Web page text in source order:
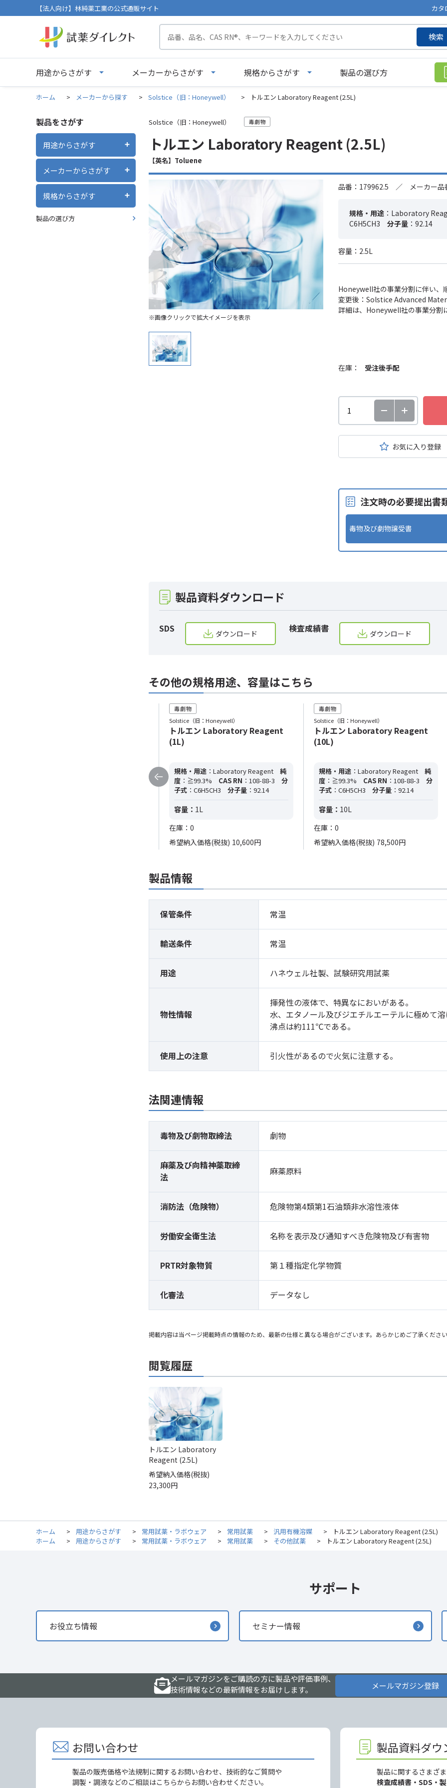
【法人向け】林純薬工業の公式通販サイト カタ
検索
用途からさがす メーカーからさがす 規格からさがす 製品の選び方
ホーム > メーカーから探す > Solstice（旧：Honeywell） > トルエン Laboratory Reagent (2.5L)
製品をさがす
用途からさがす
メーカーからさがす
規格からさがす
製品の選び方
Solstice（旧：Honeywell）
トルエン Laboratory Reagent (2.5L)
【英名】Toluene
※画像クリックで拡大イメージを表示
品番：179962.5 ／ メーカー品
規格・用途 ：Laboratory
C6H5CH3
分子量 ：92.14
容量：2.5L
Honeywell社の事業分割に伴い、
変更後：Solstice Advanced
詳細は、Honeywell社の事業分割
在庫： 受注後手配
お気に入り登録
注文時の必要提出書
毒物及び劇物譲受書
製品資料ダウンロード
SDS ダウンロード 検査成績書 ダウンロード
その他の規格用途、容量はこちら
Solstice（旧：Honeywell）
トルエン Laboratory Reagent
(1L)
規格・用途 ：Laboratory Reagent
純
度 ：≧99.3% CAS RN ：108-88-3
分
子式 ：C6H5CH3 分子量 ：92.14
容量： 1L
在庫：0
希望納入価格(税抜) 10,600円
Solstice（旧：Honeywell）
トルエン Laboratory Reagent
(10L)
規格・用途 ：Laboratory Reagent
純
度 ：≧99.3% CAS RN ：108-88-3
分
子式 ：C6H5CH3 分子量 ：92.14
容量： 10L
在庫：0
希望納入価格(税抜) 78,500円
製品情報
保管条件 常温
輸送条件 常温
用途 ハネウェル社製、試験研究用試薬
物性情報
揮発性の液体で、特異なにおいがある。
水、エタノール及びジエチルエーテルに極めて
沸点は約111℃である。
使用上の注意 引火性があるので火気に注意する。
法関連情報
毒物及び劇物取締法 劇物
麻薬及び向精神薬取締
法
麻薬原料
消防法（危険物） 危険物第4類第1石油類非水溶性液体
労働安全衛生法 名称を表示及び通知すべき危険物及び有害物
PRTR対象物質 第１種指定化学物質
化審法 データなし
掲載内容は当ページ掲載時点の情報のため、最新の仕様と異なる場合がございます。あらかじめご了承くださ
閲覧履歴
トルエン Laboratory
Reagent (2.5L)
希望納入価格(税抜)
23,300円
ホーム > 用途からさがす > 常用試薬・ラボウェア > 常用試薬 > 汎用有機溶媒 >
トルエン Laboratory Reagent (2.5L)
ホーム
> 用途からさがす > 常用試薬・ラボウェア > 常用試薬 > その他試薬 > トルエン Laboratory Reagent (2.5L)
サポート
お役立ち情報 セミナー情報
メールマガジンをご購読の方に製品や評価事例、
技術情報などの最新情報をお届けします。
メールマガジン登録
お問い合わせ
製品の販売価格や法規制に関するお問い合わせ、技術的なご質問や
調製・調液などのご相談はこちらからお問い合わせください。
製品資料ダウ
製品に関するさまざ
検査成績書・SDS・